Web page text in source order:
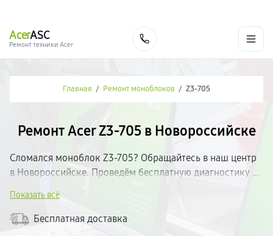
AcerASC
Ремонт техники Acer
Главная / Ремонт моноблоков / Z3-705
Ремонт Acer Z3-705 в Новороссийске
Сломался моноблок Z3-705? Обращайтесь в наш центр
в Новороссийске. Проведём бесплатную диагностику и
запчастями, предоставляем гарантию на все виды работ.
Ремонт — от 30 минут. Стоимость озвучиваем до начала
Показать всё
Бесплатная доставка